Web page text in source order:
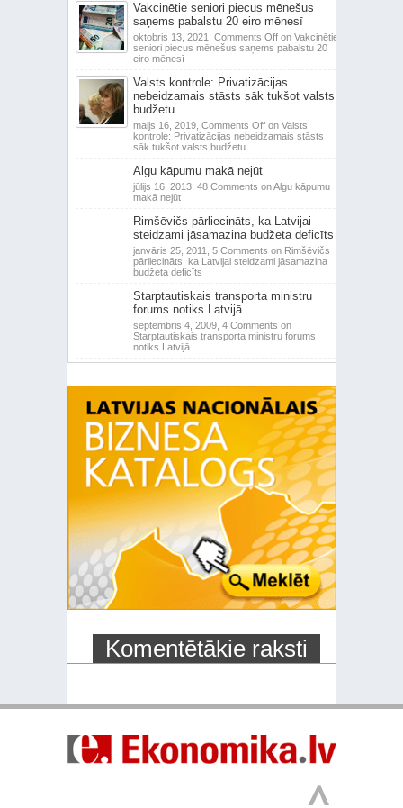
Vakcinētie seniori piecus mēnešus
saņems pabalstu 20 eiro mēnesī
oktobris 13, 2021, Comments Offon Vakcinētie
seniori piecus mēnešus saņems pabalstu 20
eiro mēnesī
Valsts kontrole: Privatizācijas
nebeidzamais stāsts sāk tukšot valsts
budžetu
maijs 16, 2019, Comments Offon Valsts
kontrole: Privatizācijas nebeidzamais stāsts
sāk tukšot valsts budžetu
Algu kāpumu makā nejūt
jūlijs 16, 2013, 48 Comments on Algu kāpumu
makā nejūt
Rimšēvičs pārliecināts, ka Latvijai
steidzami jāsamazina budžeta deficīts
janvāris 25, 2011, 5 Comments on Rimšēvičs
pārliecināts, ka Latvijai steidzami jāsamazina
budžeta deficīts
Starptautiskais transporta ministru
forums notiks Latvijā
septembris 4, 2009, 4 Comments on
Starptautiskais transporta ministru forums
notiks Latvijā
Komentētākie raksti